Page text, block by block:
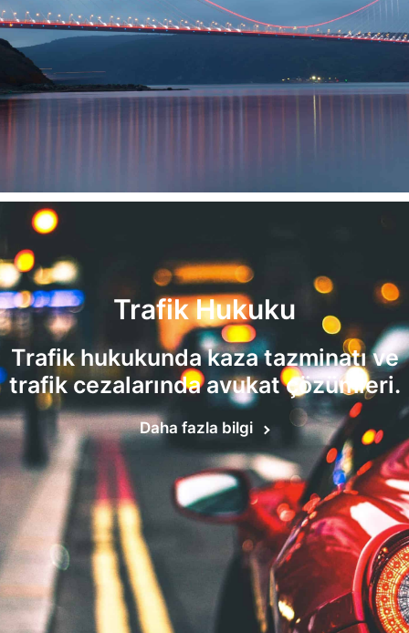
Trafik Hukuku
Trafik hukukunda kaza tazminatı ve
trafik cezalarında avukat çözümleri.
Daha fazla bilgi